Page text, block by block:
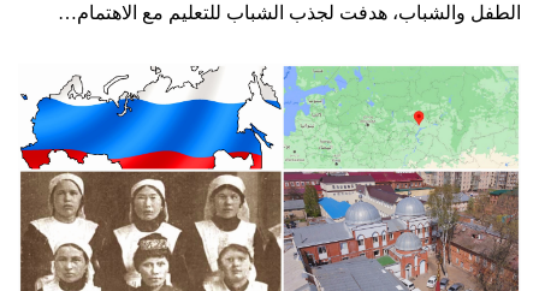
الطفل والشباب، هدفت لجذب الشباب للتعليم مع الاهتمام…